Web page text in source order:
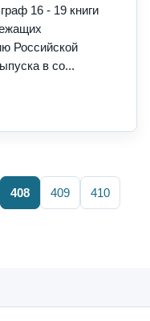
16 - 19 книги
Российской
в со...
408 409 410